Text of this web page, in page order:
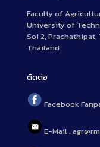
Faculty of
University of
Soi 2, Prachathipat,
Thailand
ติดต่อ
Facebook
E-Mail :